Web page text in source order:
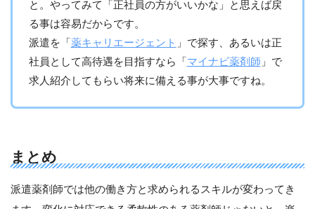
と。やってみて「正社員の方がいいかな」と思えば戻
る事は容易だからです。
派遣を「薬キャリエージェント 」で探す、あるいは正
社員として高待遇を目指すなら「マイナビ薬剤師 」で
求人紹介してもらい将来に備える事が大事ですね。
まとめ
派遣薬剤師では他の働き方と求められるスキルが変わってき